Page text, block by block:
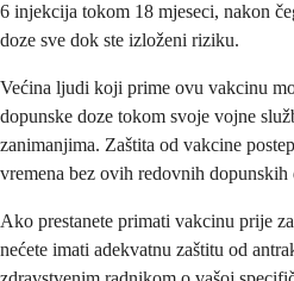
6 injekcija tokom 18 mjeseci, nakon
doze sve dok ste izloženi riziku.
Većina ljudi koji prime ovu vakcinu
dopunske doze tokom svoje vojne
zanimanjima. Zaštita od vakcine
vremena bez ovih redovnih dopunskih
Ako prestanete primati vakcinu prije
nećete imati adekvatnu zaštitu od